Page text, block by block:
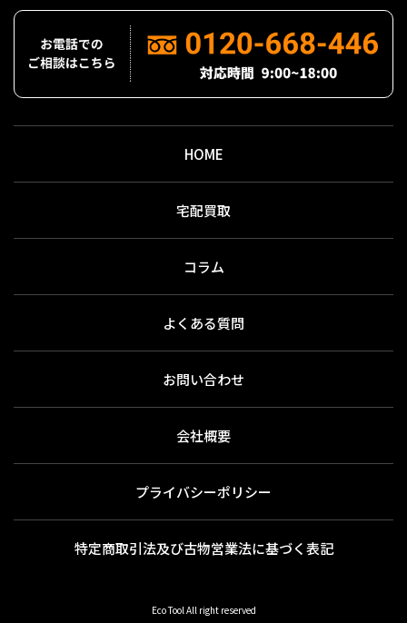
HOME
宅配買取
コラム
よくある質問
お問い合わせ
会社概要
プライバシーポリシー
特定商取引法及び古物営業法に基づく表記
Eco Tool All right reserved